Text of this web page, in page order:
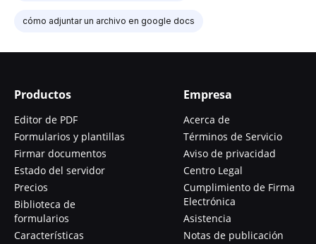
cómo adjuntar un archivo en google docs
Productos
Editor de PDF
Formularios y plantillas
Firmar documentos
Estado del servidor
Precios
Biblioteca de
formularios
Características
Empresa
Acerca de
Términos de Servicio
Aviso de privacidad
Centro Legal
Cumplimiento de Firma
Electrónica
Asistencia
Notas de publicación